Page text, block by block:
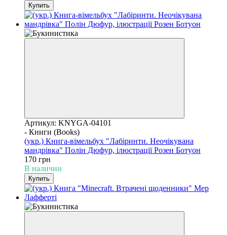
Купить
Артикул: KNYGA-04101
- Книги (Books)
(укр.) Книга-вімельбух "Лабіринти. Неочікувана
мандрівка" Полін Дюфур, ілюстрації Розен Ботуон
170 грн
В наличии
Купить